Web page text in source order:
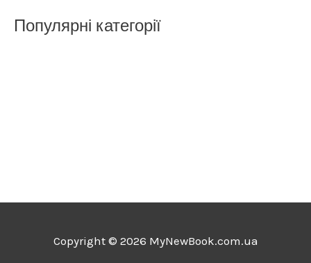
Популярні категорії
Copyright © 2026 MyNewBook.com.ua